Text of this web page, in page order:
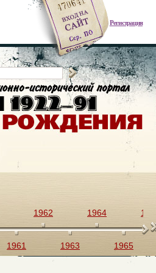
Регистрация
1961
1962
1963
1964
1965
1966